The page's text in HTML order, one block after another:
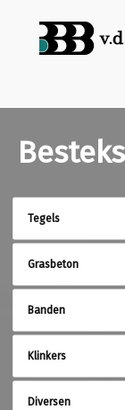
Tegels
Grasbeton
Banden
Klinkers
Diversen